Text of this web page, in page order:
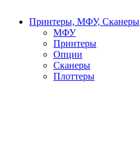
Принтеры, МФУ, Сканеры
МФУ
Принтеры
Опции
Сканеры
Плоттеры